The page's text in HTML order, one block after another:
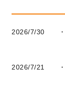
2026/7/30
2026/7/21